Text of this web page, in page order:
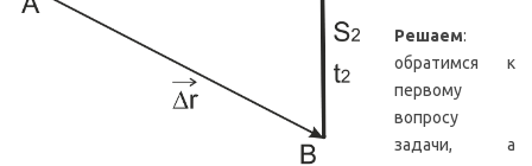
Решаем:
обратимся к
первому
вопросу
задачи, а